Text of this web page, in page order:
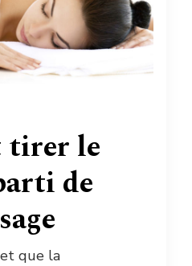
tirer le
de
que la